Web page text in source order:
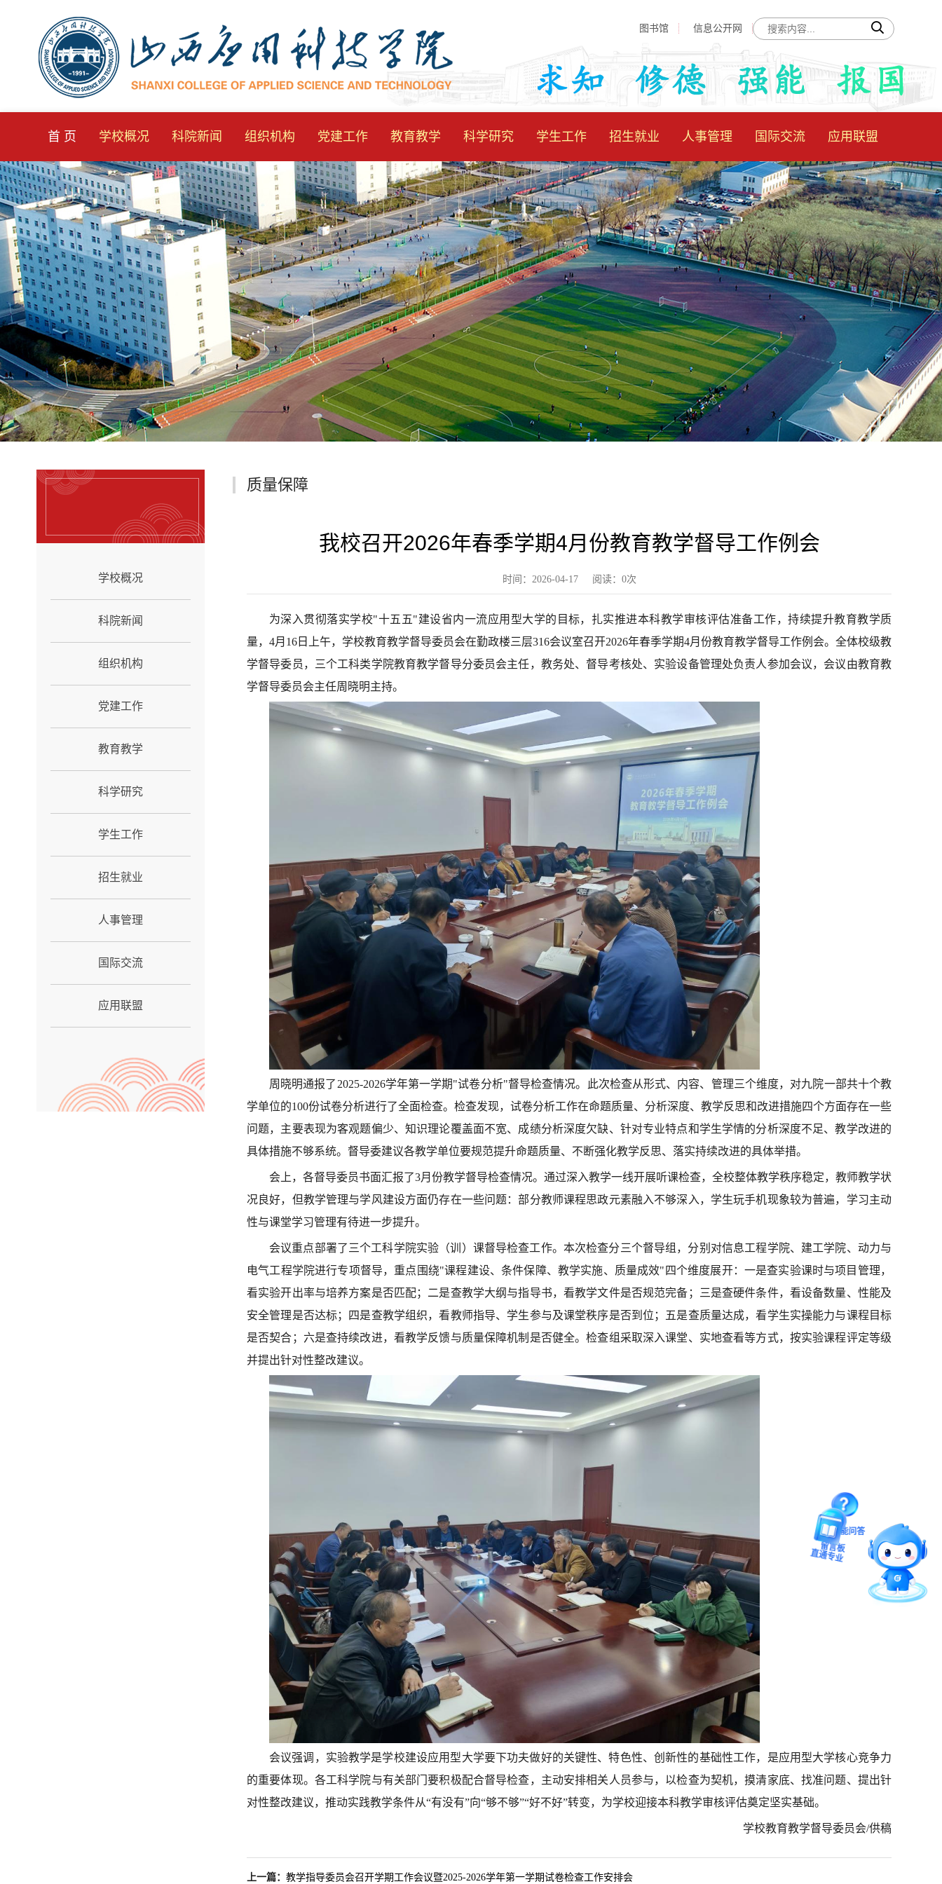
图书馆 信息公开网
首 页 学校概况 科院新闻 组织机构 党建工作 教育教学 科学研究 学生工作 招生就业 人事管理 国际交流 应用联盟
学校概况
科院新闻
组织机构
党建工作
教育教学
科学研究
学生工作
招生就业
人事管理
国际交流
应用联盟
质量保障
我校召开2026年春季学期4月份教育教学督导工作例会
时间：2026-04-17 阅读： 0次
为深入贯彻落实学校"十五五"建设省内一流应用型大学的目标，扎实推进本科教学审核评估准备工作，持续提升教育教学质
量，4月16日上午，学校教育教学督导委员会在勤政楼三层316会议室召开2026年春季学期4月份教育教学督导工作例会。全体校级教
学督导委员，三个工科类学院教育教学督导分委员会主任，教务处、督导考核处、实验设备管理处负责人参加会议，会议由教育教
学督导委员会主任周晓明主持。
周晓明通报了2025-2026学年第一学期"试卷分析"督导检查情况。此次检查从形式、内容、管理三个维度，对九院一部共十个教
学单位的100份试卷分析进行了全面检查。检查发现，试卷分析工作在命题质量、分析深度、教学反思和改进措施四个方面存在一些
问题，主要表现为客观题偏少、知识理论覆盖面不宽、成绩分析深度欠缺、针对专业特点和学生学情的分析深度不足、教学改进的
具体措施不够系统。督导委建议各教学单位要规范提升命题质量、不断强化教学反思、落实持续改进的具体举措。
会上，各督导委员书面汇报了3月份教学督导检查情况。通过深入教学一线开展听课检查，全校整体教学秩序稳定，教师教学状
况良好，但教学管理与学风建设方面仍存在一些问题：部分教师课程思政元素融入不够深入，学生玩手机现象较为普遍，学习主动
性与课堂学习管理有待进一步提升。
会议重点部署了三个工科学院实验（训）课督导检查工作。本次检查分三个督导组，分别对信息工程学院、建工学院、动力与
电气工程学院进行专项督导，重点围绕"课程建设、条件保障、教学实施、质量成效"四个维度展开：一是查实验课时与项目管理，
看实验开出率与培养方案是否匹配；二是查教学大纲与指导书，看教学文件是否规范完备；三是查硬件条件，看设备数量、性能及
安全管理是否达标；四是查教学组织，看教师指导、学生参与及课堂秩序是否到位；五是查质量达成，看学生实操能力与课程目标
是否契合；六是查持续改进，看教学反馈与质量保障机制是否健全。检查组采取深入课堂、实地查看等方式，按实验课程评定等级
并提出针对性整改建议。
会议强调，实验教学是学校建设应用型大学要下功夫做好的关键性、特色性、创新性的基础性工作，是应用型大学核心竞争力
的重要体现。各工科学院与有关部门要积极配合督导检查，主动安排相关人员参与，以检查为契机，摸清家底、找准问题、提出针
对性整改建议，推动实践教学条件从“有没有”向“够不够”“好不好”转变，为学校迎接本科教学审核评估奠定坚实基础。
学校教育教学督导委员会/供稿
上一篇： 教学指导委员会召开学期工作会议暨2025-2026学年第一学期试卷检查工作安排会
智能问答